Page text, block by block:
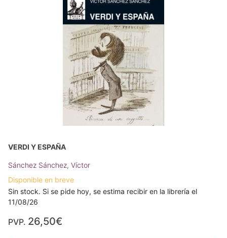
VERDI Y ESPAÑA
Sánchez Sánchez, Víctor
Disponible en breve
Sin stock. Si se pide hoy, se estima recibir en la librería el
11/08/26
PVP. 26,50€